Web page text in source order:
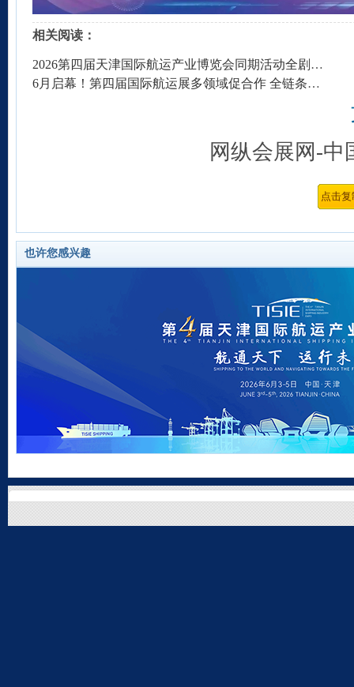
相关阅读：
2026第四届天津国际航运产业博览会同期活动全剧透，赶紧收藏！
6月启幕！第四届国际航运展多领域促合作 全链条呈现港航服务贸易新成果
网纵会展网-中
也许您感兴趣